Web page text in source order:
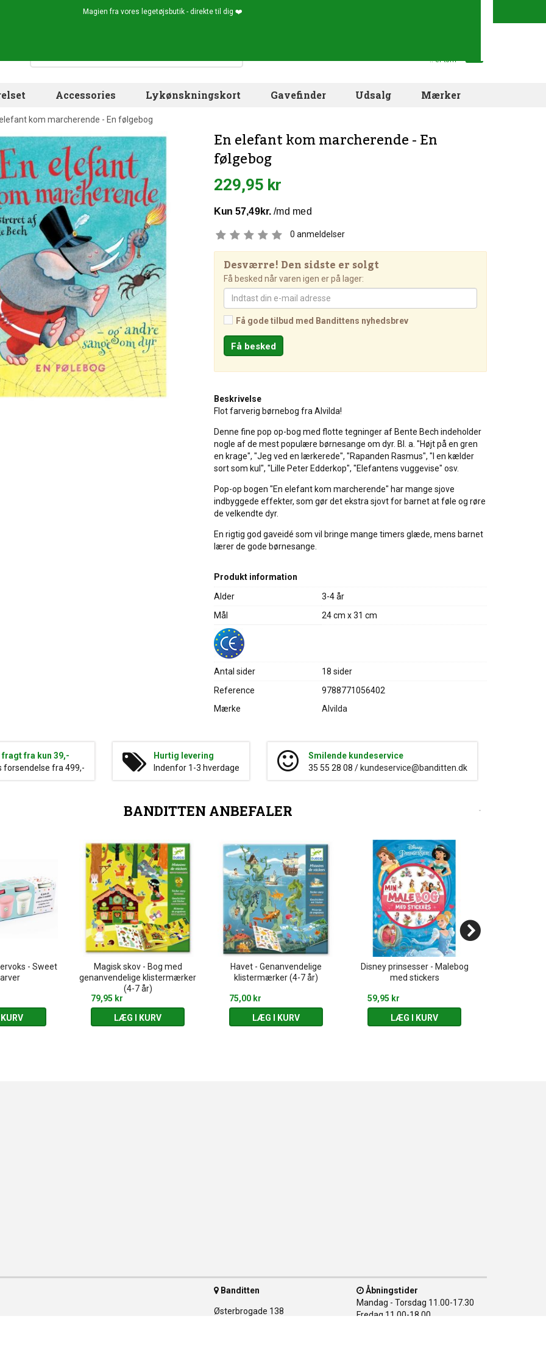
Magien fra vores legetøjsbutik - direkte til dig ❤️
.. er tom
Accessories Lykønskningskort Gavefinder Udsalg Mærker
kom marcherende - En følgebog
En elefant kom marcherende - En
følgebog
229,95 kr
0 anmeldelser
Desværre! Den sidste er solgt
Få besked når varen igen er på lager:
Få gode tilbud med Bandittens nyhedsbrev
Beskrivelse
Flot farverig børnebog fra Alvilda!
Denne fine pop op-bog med flotte tegninger af Bente Bech indeholder
nogle af de mest populære børnesange om dyr. Bl. a. "Højt på en gren
en krage", "Jeg ved en lærkerede", "Rapanden Rasmus", "I en kælder
sort som kul", "Lille Peter Edderkop", "Elefantens vuggevise" osv.
Pop-op bogen "En elefant kom marcherende" har mange sjove
indbyggede effekter, som gør det ekstra sjovt for barnet at føle og røre
de velkendte dyr.
En rigtig god gaveidé som vil bringe mange timers glæde, mens barnet
lærer de gode børnesange.
Produkt information
Alder
3-4 år
Mål
24 cm x 31 cm
Antal sider
18 sider
Reference
9788771056402
Mærke
Alvilda
fragt fra kun 39,-
forsendelse fra 499,-
Hurtig levering
Indenfor 1-3 hverdage
Smilende kundeservice
35 55 28 08 / kundeservice@banditten.dk
BANDITTEN ANBEFALER
- Sweet
Magisk skov - Bog med
genanvendelige klistermærker
(4-7 år)
79,95 kr
LÆG I KURV
Havet - Genanvendelige
klistermærker (4-7 år)
75,00 kr
LÆG I KURV
Disney prinsesser - Malebog
med stickers
59,95 kr
LÆG I KURV
Banditten
Østerbrogade 138
Åbningstider
Mandag - Torsdag 11.00-17.30
Fredag 11.00-18.00